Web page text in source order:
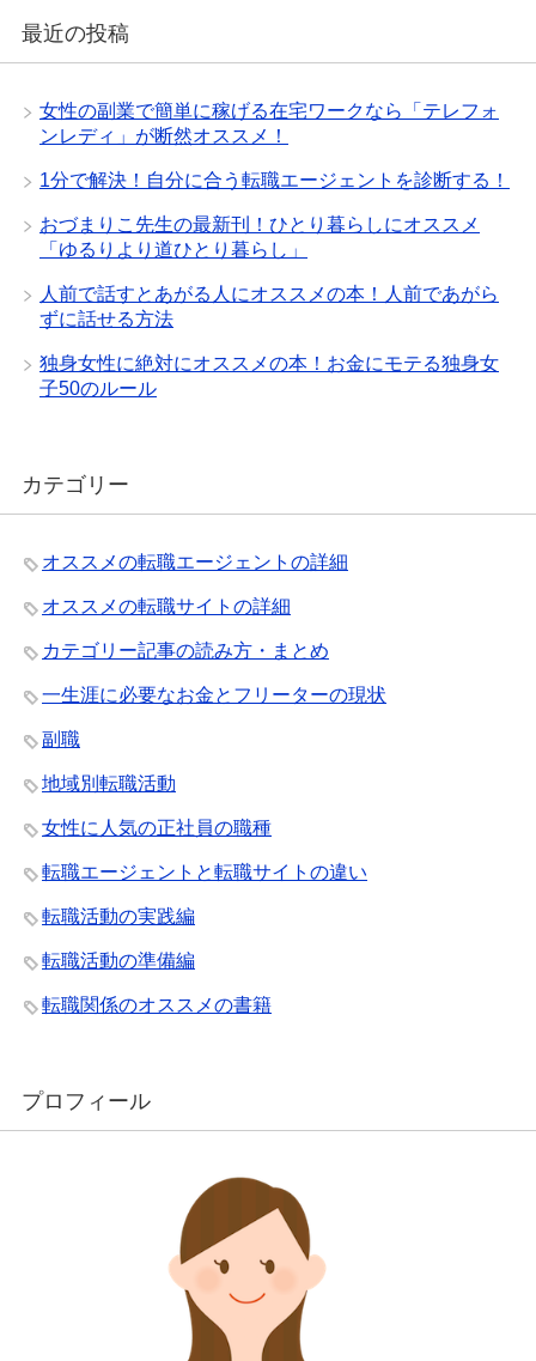
最近の投稿
女性の副業で簡単に稼げる在宅ワークなら「テレフォ
ンレディ」が断然オススメ！
1分で解決！自分に合う転職エージェントを診断する！
おづまりこ先生の最新刊！ひとり暮らしにオススメ
「ゆるりより道ひとり暮らし」
人前で話すとあがる人にオススメの本！人前であがら
ずに話せる方法
独身女性に絶対にオススメの本！お金にモテる独身女
子50のルール
カテゴリー
オススメの転職エージェントの詳細
オススメの転職サイトの詳細
カテゴリー記事の読み方・まとめ
一生涯に必要なお金とフリーターの現状
副職
地域別転職活動
女性に人気の正社員の職種
転職エージェントと転職サイトの違い
転職活動の実践編
転職活動の準備編
転職関係のオススメの書籍
プロフィール